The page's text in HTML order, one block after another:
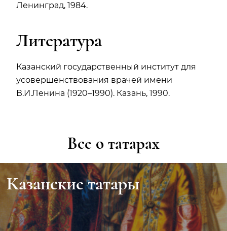
Ленинград, 1984.
Литература
Казанский государственный институт для
усовершенствования врачей имени
В.И.Ленина (1920–1990). Казань, 1990.
Все о татарах
Казанские татары